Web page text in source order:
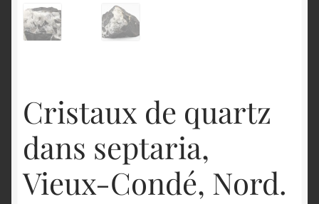
Cristaux de quartz
dans septaria,
Vieux-Condé, Nord.